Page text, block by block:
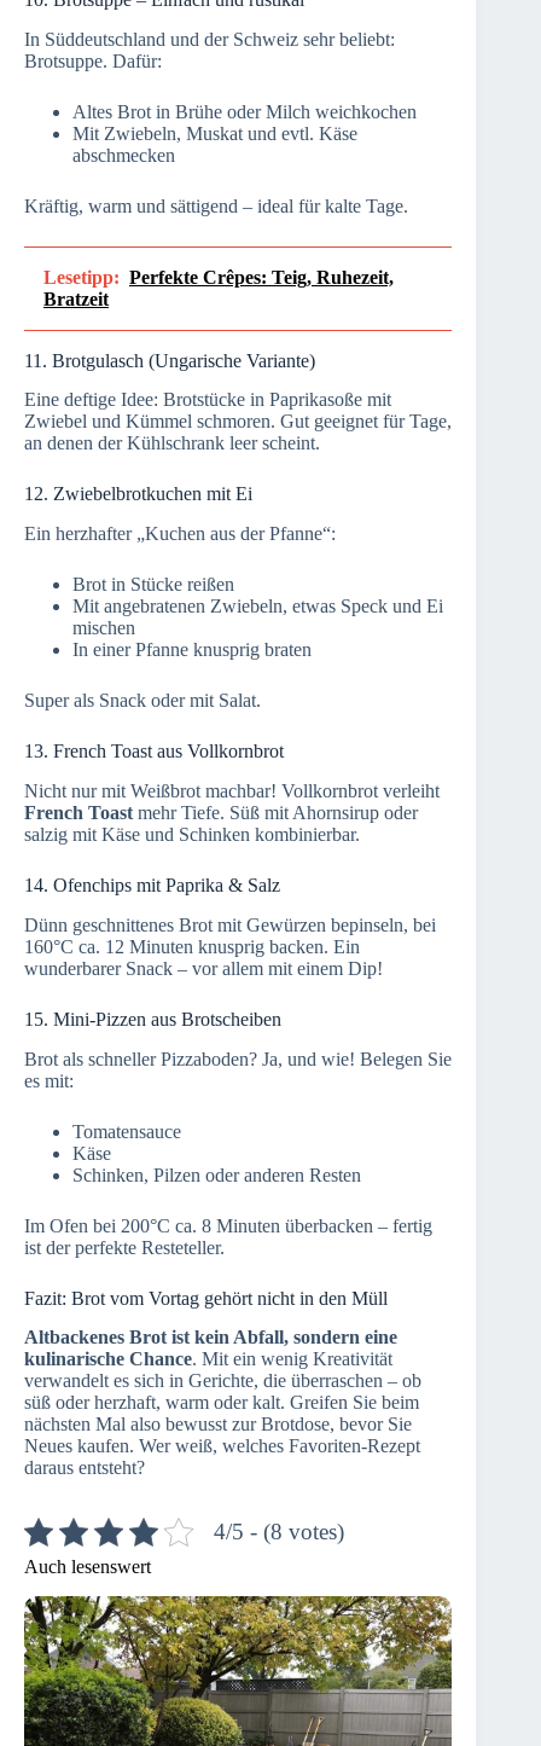
In Süddeutschland und der Schweiz sehr beliebt:
Brotsuppe. Dafür:
Altes Brot in Brühe oder Milch weichkochen
Mit Zwiebeln, Muskat und evtl. Käse
abschmecken
Kräftig, warm und sättigend – ideal für kalte Tage.
Lesetipp: Perfekte Crêpes: Teig, Ruhezeit,
Bratzeit
11. Brotgulasch (Ungarische Variante)
Eine deftige Idee: Brotstücke in Paprikasoße mit
Zwiebel und Kümmel schmoren. Gut geeignet für Tage,
an denen der Kühlschrank leer scheint.
12. Zwiebelbrotkuchen mit Ei
Ein herzhafter „Kuchen aus der Pfanne“:
Brot in Stücke reißen
Mit angebratenen Zwiebeln, etwas Speck und Ei
mischen
In einer Pfanne knusprig braten
Super als Snack oder mit Salat.
13. French Toast aus Vollkornbrot
Nicht nur mit Weißbrot machbar! Vollkornbrot verleiht
French Toast mehr Tiefe. Süß mit Ahornsirup oder
salzig mit Käse und Schinken kombinierbar.
14. Ofenchips mit Paprika & Salz
Dünn geschnittenes Brot mit Gewürzen bepinseln, bei
160°C ca. 12 Minuten knusprig backen. Ein
wunderbarer Snack – vor allem mit einem Dip!
15. Mini-Pizzen aus Brotscheiben
Brot als schneller Pizzaboden? Ja, und wie! Belegen Sie
es mit:
Tomatensauce
Käse
Schinken, Pilzen oder anderen Resten
Im Ofen bei 200°C ca. 8 Minuten überbacken – fertig
ist der perfekte Resteteller.
Fazit: Brot vom Vortag gehört nicht in den Müll
Altbackenes Brot ist kein Abfall, sondern eine
kulinarische Chance. Mit ein wenig Kreativität
verwandelt es sich in Gerichte, die überraschen – ob
süß oder herzhaft, warm oder kalt. Greifen Sie beim
nächsten Mal also bewusst zur Brotdose, bevor Sie
Neues kaufen. Wer weiß, welches Favoriten-Rezept
daraus entsteht?
4/5 - (8 votes)
Auch lesenswert